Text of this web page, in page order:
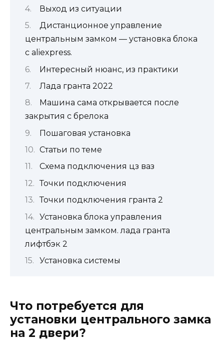
Выход из ситуации
Дистанционное управление
центральным замком — установка блока
с aliexpress.
Интересный нюанс, из практики
Лада гранта 2022
Машина сама открывается после
закрытия с брелока
Пошаговая установка
Статьи по теме
Схема подключения цз ваз
Точки подключения
Точки подключения гранта 2
Установка блока управления
центральным замком. лада гранта
лифтбэк 2
Установка системы
Что потребуется для
установки центрального замка
на 2 двери?